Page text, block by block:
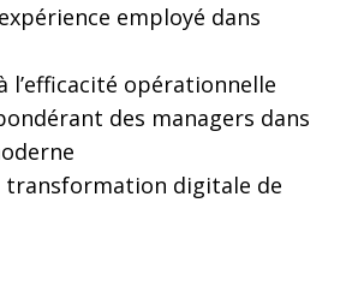
employé dans
opérationnelle
des managers dans
transformation digitale de